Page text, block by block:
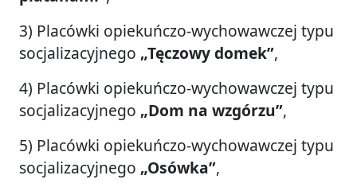
3) Placówki opiekuńczo-wychowawczej typu
socjalizacyjnego „Tęczowy domek”,
4) Placówki opiekuńczo-wychowawczej typu
socjalizacyjnego „Dom na wzgórzu”,
5) Placówki opiekuńczo-wychowawczej typu
socjalizacyjnego „Osówka”,